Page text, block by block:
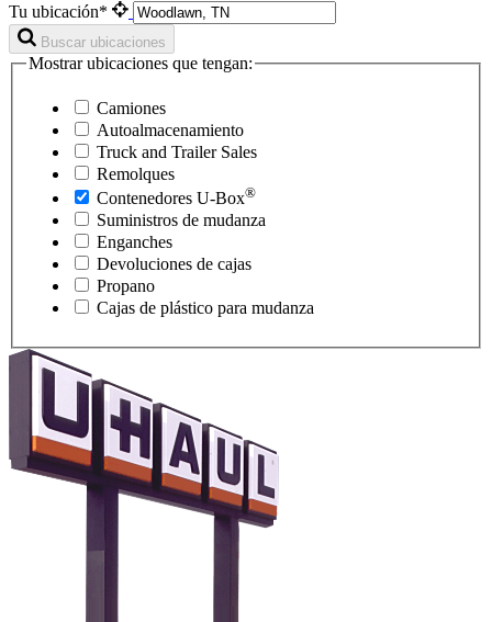
Tu ubicación*
Buscar ubicaciones
Mostrar ubicaciones que tengan:
Camiones
Autoalmacenamiento
Truck and Trailer Sales
Remolques
Contenedores U-Box®
Suministros de mudanza
Enganches
Devoluciones de cajas
Propano
Cajas de plástico para mudanza